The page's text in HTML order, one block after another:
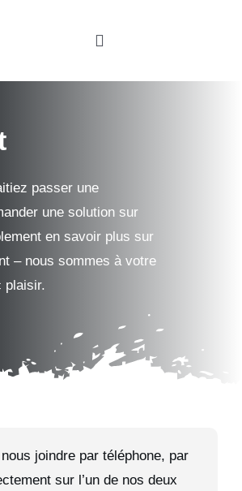
Toggle
Showroom
Boutique revendeurs
passer une
une solution sur
en savoir plus sur
– nous sommes à votre
plaisir.
joindre par téléphone, par
sur l’un de nos deux